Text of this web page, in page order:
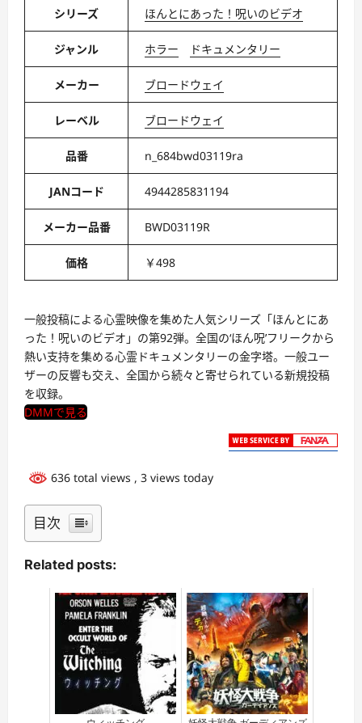
シリーズ ほんとにあった！呪いのビデオ
ジャンル ホラー ドキュメンタリー
メーカー ブロードウェイ
レーベル ブロードウェイ
品番 n_684bwd03119ra
JANコード 4944285831194
メーカー品番 BWD03119R
価格 ￥498
一般投稿による心霊映像を集めた人気シリーズ「ほんとにあ
った！呪いのビデオ」の第92弾。全国の‘ほん呪’フリークから
熱い支持を集める心霊ドキュメンタリーの金字塔。一般ユー
ザーの反響も交え、全国から続々と寄せられている新規投稿
を収録。
DMMで見る
636 total views , 3 views today
目次
Related posts: